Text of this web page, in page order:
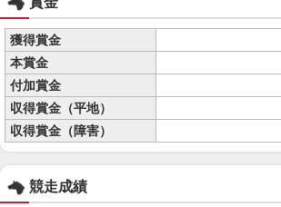
獲得賞金
本賞金
付加賞金
収得賞金（平地）
収得賞金（障害）
競走成績